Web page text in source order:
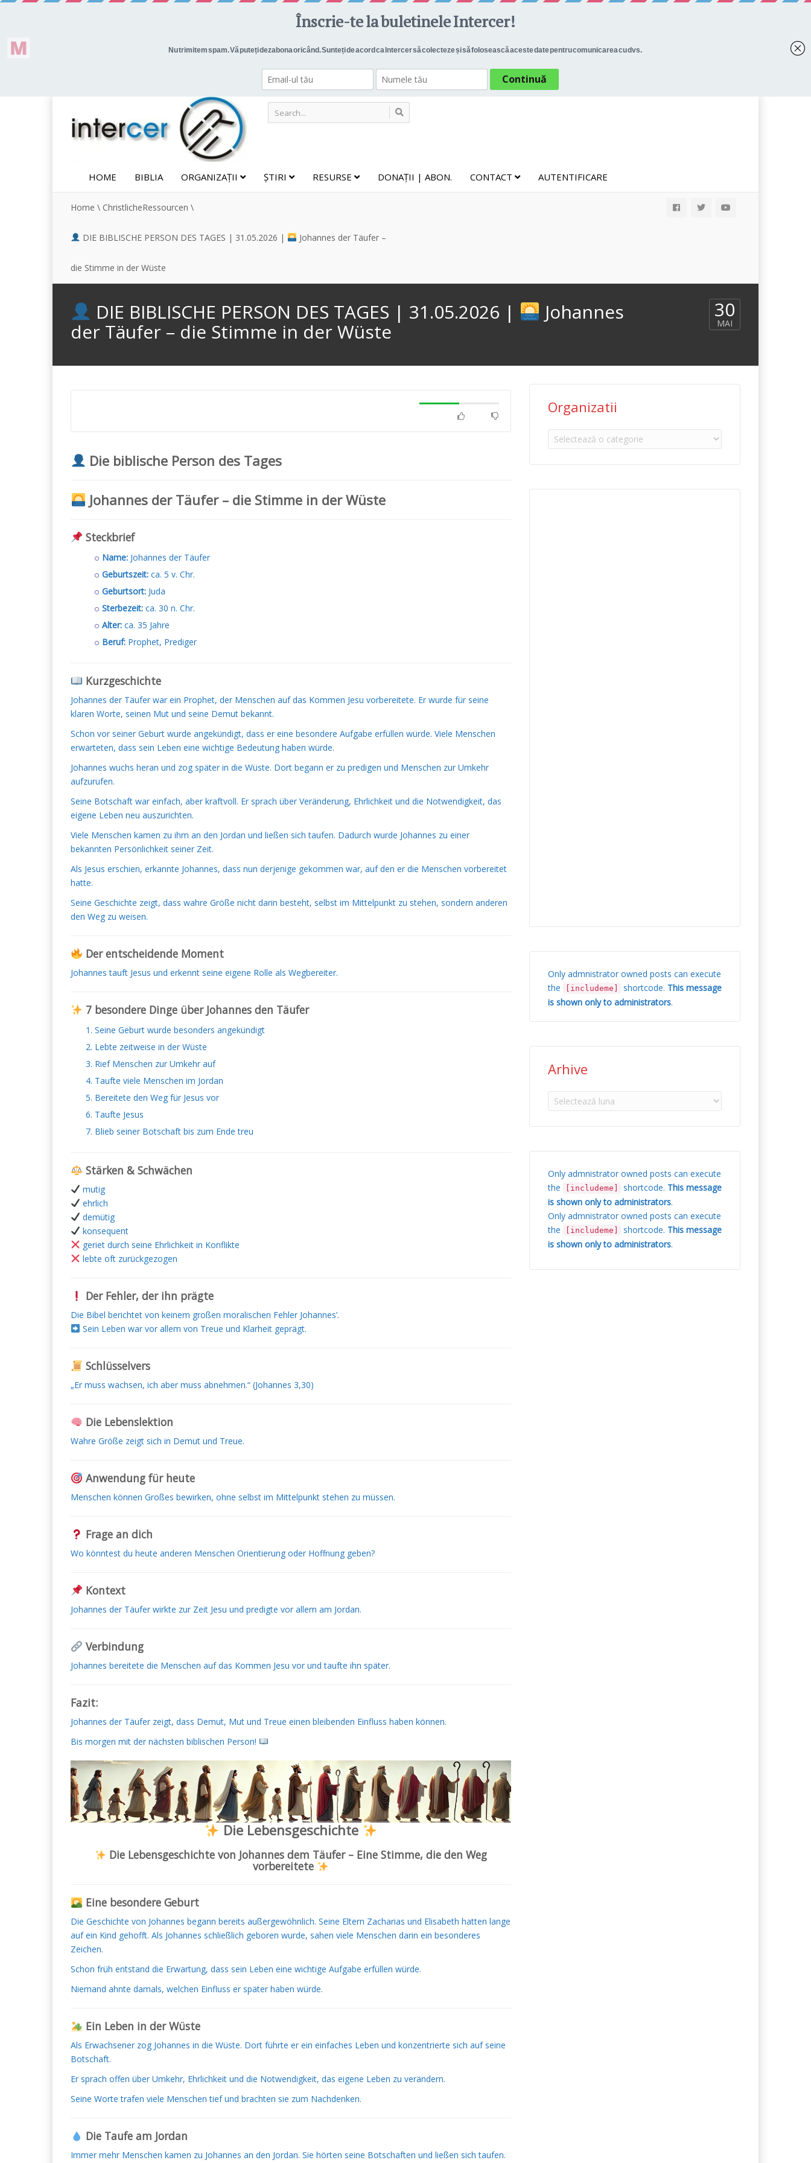
HOME BIBLIA ORGANIZAȚII ȘTIRI RESURSE DONAȚII | ABON. CONTACT AUTENTIFICARE
Home \ ChristlicheRessourcen \
DIE BIBLISCHE PERSON DES TAGES | 31.05.2026 | Johannes der Täufer –
die Stimme in der Wüste
DIE BIBLISCHE PERSON DES TAGES | 31.05.2026 |
Johannes
der Täufer – die Stimme in der Wüste
30
MAI
Die biblische Person des Tages
Johannes der Täufer – die Stimme in der Wüste
Steckbrief
Name: Johannes der Täufer
Geburtszeit: ca. 5 v. Chr.
Geburtsort: Juda
Sterbezeit: ca. 30 n. Chr.
Alter: ca. 35 Jahre
Beruf: Prophet, Prediger
Kurzgeschichte
Johannes der Täufer war ein Prophet, der Menschen auf das Kommen Jesu vorbereitete. Er wurde für seine
klaren Worte, seinen Mut und seine Demut bekannt.
Schon vor seiner Geburt wurde angekündigt, dass er eine besondere Aufgabe erfüllen würde. Viele Menschen
erwarteten, dass sein Leben eine wichtige Bedeutung haben würde.
Johannes wuchs heran und zog später in die Wüste. Dort begann er zu predigen und Menschen zur Umkehr
aufzurufen.
Seine Botschaft war einfach, aber kraftvoll. Er sprach über Veränderung, Ehrlichkeit und die Notwendigkeit, das
eigene Leben neu auszurichten.
Viele Menschen kamen zu ihm an den Jordan und ließen sich taufen. Dadurch wurde Johannes zu einer
bekannten Persönlichkeit seiner Zeit.
Als Jesus erschien, erkannte Johannes, dass nun derjenige gekommen war, auf den er die Menschen vorbereitet
hatte.
Seine Geschichte zeigt, dass wahre Größe nicht darin besteht, selbst im Mittelpunkt zu stehen, sondern anderen
den Weg zu weisen.
Der entscheidende Moment
Johannes tauft Jesus und erkennt seine eigene Rolle als Wegbereiter.
7 besondere Dinge über Johannes den Täufer
Seine Geburt wurde besonders angekündigt
Lebte zeitweise in der Wüste
Rief Menschen zur Umkehr auf
Taufte viele Menschen im Jordan
Bereitete den Weg für Jesus vor
Taufte Jesus
Blieb seiner Botschaft bis zum Ende treu
Stärken & Schwächen
mutig
ehrlich
demütig
konsequent
geriet durch seine Ehrlichkeit in Konflikte
lebte oft zurückgezogen
Der Fehler, der ihn prägte
Die Bibel berichtet von keinem großen moralischen Fehler Johannes’.
Sein Leben war vor allem von Treue und Klarheit geprägt.
Schlüsselvers
„Er muss wachsen, ich aber muss abnehmen.“ (Johannes 3,30)
Die Lebenslektion
Wahre Größe zeigt sich in Demut und Treue.
Anwendung für heute
Menschen können Großes bewirken, ohne selbst im Mittelpunkt stehen zu müssen.
Frage an dich
Wo könntest du heute anderen Menschen Orientierung oder Hoffnung geben?
Kontext
Johannes der Täufer wirkte zur Zeit Jesu und predigte vor allem am Jordan.
Verbindung
Johannes bereitete die Menschen auf das Kommen Jesu vor und taufte ihn später.
Fazit:
Johannes der Täufer zeigt, dass Demut, Mut und Treue einen bleibenden Einfluss haben können.
Bis morgen mit der nächsten biblischen Person!
Die Lebensgeschichte
Die Lebensgeschichte von Johannes dem Täufer – Eine Stimme, die den Weg
vorbereitete
Eine besondere Geburt
Die Geschichte von Johannes begann bereits außergewöhnlich. Seine Eltern Zacharias und Elisabeth hatten lange
auf ein Kind gehofft. Als Johannes schließlich geboren wurde, sahen viele Menschen darin ein besonderes
Zeichen.
Schon früh entstand die Erwartung, dass sein Leben eine wichtige Aufgabe erfüllen würde.
Niemand ahnte damals, welchen Einfluss er später haben würde.
Ein Leben in der Wüste
Als Erwachsener zog Johannes in die Wüste. Dort führte er ein einfaches Leben und konzentrierte sich auf seine
Botschaft.
Er sprach offen über Umkehr, Ehrlichkeit und die Notwendigkeit, das eigene Leben zu verändern.
Seine Worte trafen viele Menschen tief und brachten sie zum Nachdenken.
Die Taufe am Jordan
Immer mehr Menschen kamen zu Johannes an den Jordan. Sie hörten seine Botschaften und ließen sich taufen.
Organizatii
Organizatii
Only admnistrator owned posts can execute
the
[includeme] shortcode. This message
is shown only to administrators.
Arhive
Arhive
Only admnistrator owned posts can execute
the
[includeme] shortcode. This message
is shown only to administrators.
Only admnistrator owned posts can execute
the
[includeme] shortcode. This message
is shown only to administrators.